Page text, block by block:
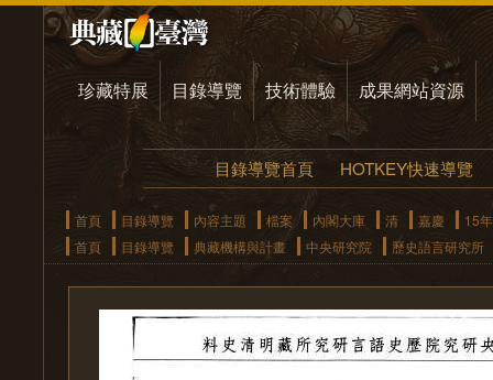
珍藏特展 目錄導覽 技術體驗 成果網站資源
目錄導覽首頁 HOTKEY快速導覽
首頁 目錄導覽 內容主題 檔案 內閣大庫 清 嘉慶
15年
首頁
目錄導覽 典藏機構與計畫 中央研究院 歷史語言研究所